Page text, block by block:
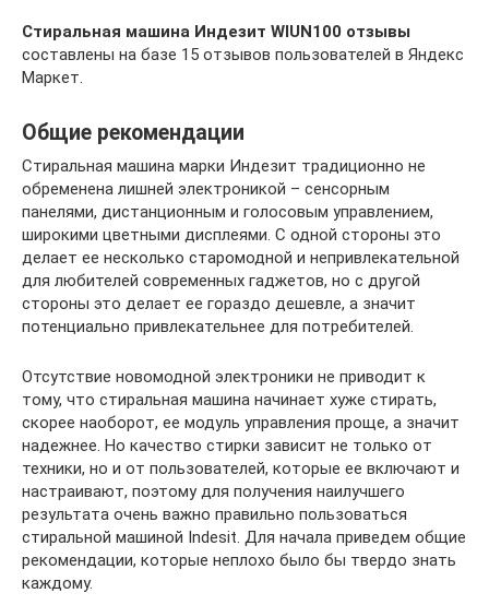
Стиральная машина Индезит WIUN100 отзывы
составлены на базе 15 отзывов пользователей в Яндекс
Маркет.
Общие рекомендации
Стиральная машина марки Индезит традиционно не
обременена лишней электроникой – сенсорным
панелями, дистанционным и голосовым управлением,
широкими цветными дисплеями. С одной стороны это
делает ее несколько старомодной и непривлекательной
для любителей современных гаджетов, но с другой
стороны это делает ее гораздо дешевле, а значит
потенциально привлекательнее для потребителей.
Отсутствие новомодной электроники не приводит к
тому, что стиральная машина начинает хуже стирать,
скорее наоборот, ее модуль управления проще, а значит
надежнее. Но качество стирки зависит не только от
техники, но и от пользователей, которые ее включают и
настраивают, поэтому для получения наилучшего
результата очень важно правильно пользоваться
стиральной машиной Indesit. Для начала приведем общие
рекомендации, которые неплохо было бы твердо знать
каждому.